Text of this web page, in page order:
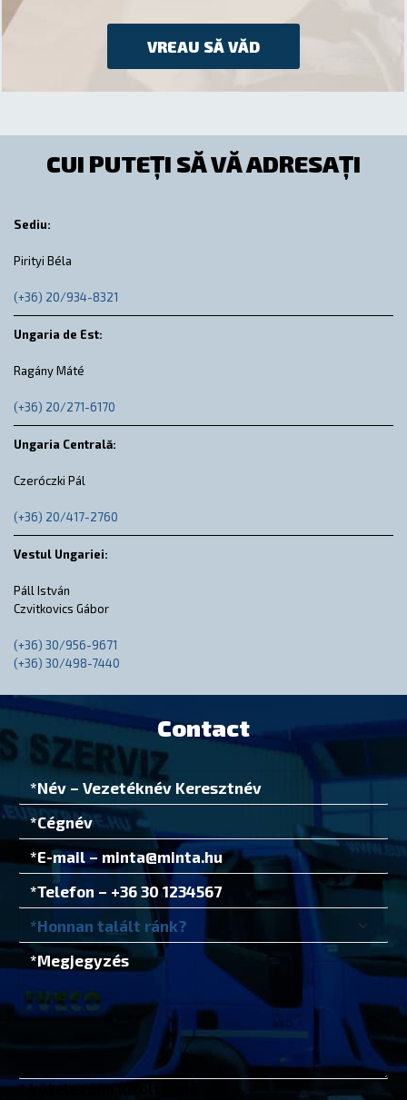
VREAU SĂ VĂD
CUI PUTEȚI SĂ VĂ ADRESAȚI
Sediu:
Pirityi Béla
(+36) 20/934-8321
Ungaria de Est:
Ragány Máté
(+36) 20/271-6170
Ungaria Centrală:
Czeróczki Pál
(+36) 20/417-2760
Vestul Ungariei:
Páll István
Czvitkovics Gábor
(+36) 30/956-9671
(+36) 30/498-7440
Contact
* kötelezően kitöltendő